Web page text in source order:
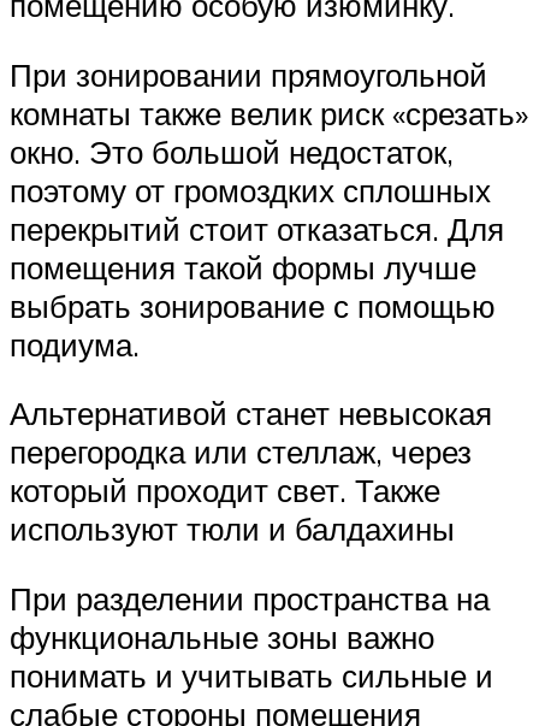
При зонировании прямоугольной
комнаты также велик риск «срезать»
окно. Это большой недостаток,
поэтому от громоздких сплошных
перекрытий стоит отказаться. Для
помещения такой формы лучше
выбрать зонирование с помощью
подиума.
Альтернативой станет невысокая
перегородка или стеллаж, через
который проходит свет. Также
используют тюли и балдахины
При разделении пространства на
функциональные зоны важно
понимать и учитывать сильные и
слабые стороны помещения